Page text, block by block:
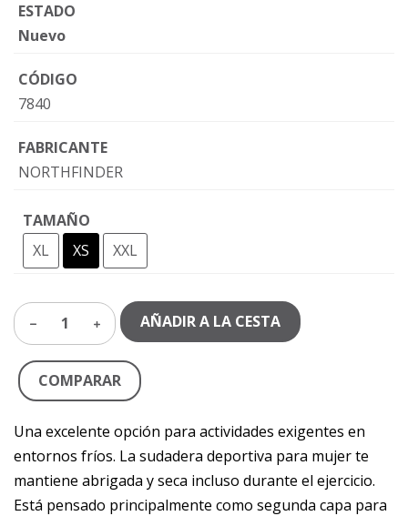
ESTADO
Nuevo
CÓDIGO
7840
FABRICANTE
NORTHFINDER
TAMAÑO
XL
XS XXL
1 AÑADIR A LA CESTA
COMPARAR
Una excelente opción para actividades exigentes en
entornos fríos. La sudadera deportiva para mujer te
mantiene abrigada y seca incluso durante el ejercicio.
Está pensado principalmente como segunda capa para